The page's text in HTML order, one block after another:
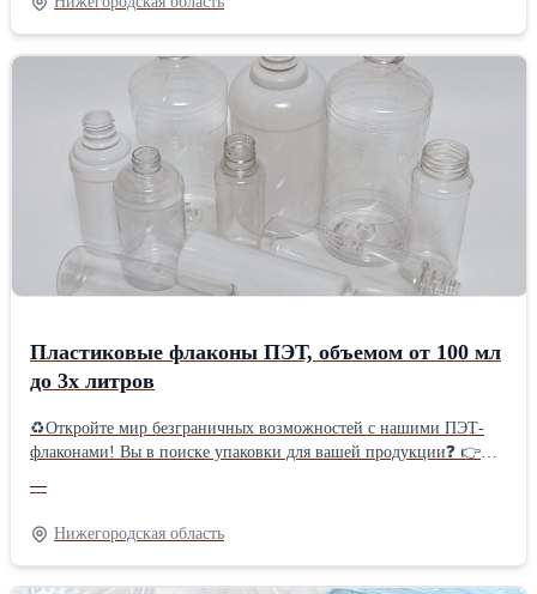
питьевой воды. ✅Артикул: PET-B 1017 🌍tara-
butylka.ru/19l/tprodu... ✔Объем: 18,9 л ✔Диаметр горлышка: 55
мм ✔Вес – 380 г; ✔Цвет: прозрачно-голубой, возможен под
заказ (обсуждается индивидуально, зависит от объема заказа).
✔Минимальная отгрузка 1 упаковка - 3 шт. ✔Цена: договорная
(зависит от веса тары, рассчитывается индивидуально)
✔Изготавливается из первичной преформы высокого качества.
✔Подходит для вторичной переработки! Уникальный дизайн
бутылки, позволяет производить легкую и прочную тару по
более низкой цене, предназначенную для хранения и перевозки
питьевой жидкости, установки в кулеры.
Пластиковые флаконы ПЭТ, объемом от 100 мл
до 3х литров
♻Откройте мир безграничных возможностей с нашими ПЭТ-
флаконами! Вы в поиске упаковки для вашей продукции❓ 👉Мы
объемом от 100 мл до 3 литров. 🌍tara-butylka.ru/page176269...
Почему выбирают нас? ✅Универсальность: От изящных
флаконов для косметики до вместительной тары для бытовой
химии – мы найдем решение для любой задачи! ✅Качество
—
Нижегородская область